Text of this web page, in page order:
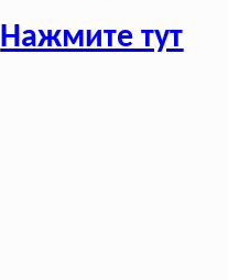
Нажмите тут